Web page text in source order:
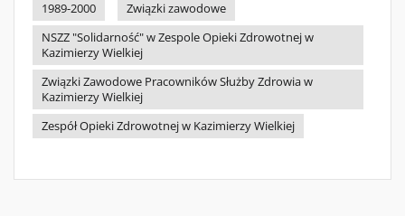
1989-2000
Związki zawodowe
NSZZ "Solidarność" w Zespole Opieki Zdrowotnej w
Kazimierzy Wielkiej
Związki Zawodowe Pracowników Służby Zdrowia w
Kazimierzy Wielkiej
Zespół Opieki Zdrowotnej w Kazimierzy Wielkiej